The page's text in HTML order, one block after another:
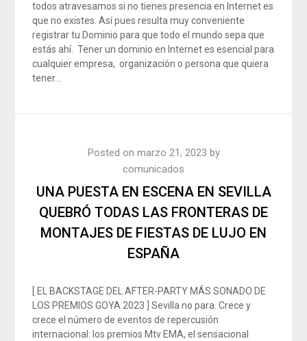
todos atravesamos si no tienes presencia en Internet es
que no existes. Así pues resulta muy conveniente
registrar tu Dominio para que todo el mundo sepa que
estás ahí. Tener un dominio en Internet es esencial para
cualquier empresa, organización o persona que quiera
tener…
UNA PUESTA EN ESCENA EN SEVILLA
QUEBRÓ TODAS LAS FRONTERAS DE
MONTAJES DE FIESTAS DE LUJO EN
ESPAÑA
Posted on marzo 21, 2023 by
comunicados
[ EL BACKSTAGE DEL AFTER-PARTY MÁS SONADO DE
LOS PREMIOS GOYA 2023 ] Sevilla no para. Crece y
crece el número de eventos de repercusión
internacional: los premios Mtv EMA, el sensacional